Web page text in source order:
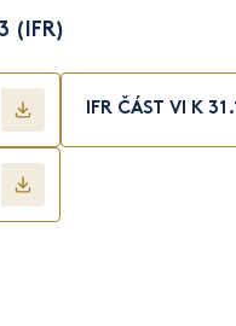
(IFR)
IFR ČÁST VI K